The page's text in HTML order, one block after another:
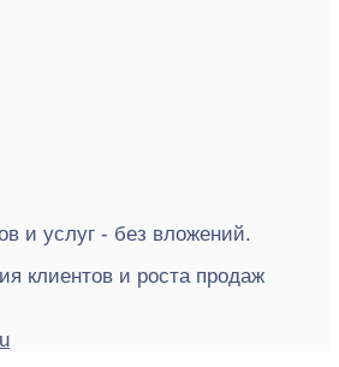
и услуг - без вложений.
клиентов и роста продаж